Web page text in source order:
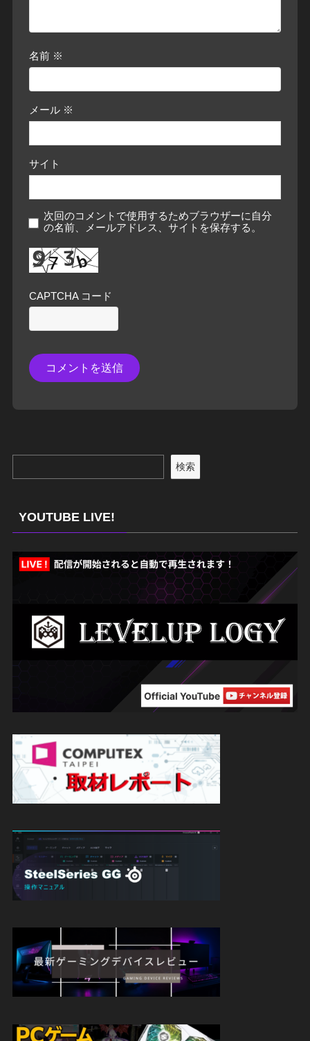
名前 ※
メール ※
サイト
次回のコメントで使用するためブラウザーに自分
の名前、メールアドレス、サイトを保存する。
CAPTCHA コード
検索
YOUTUBE LIVE!